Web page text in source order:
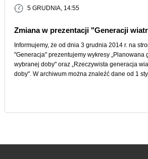
5 GRUDNIA, 14:55
Zmiana w prezentacji "Generacji
Informujemy, że od dnia 3 grudnia 2014 r. na
"Generacja" prezentujemy wykresy „Planowana
wybranej doby" oraz „Rzeczywista generacja
doby". W archiwum można znaleźć dane od 1